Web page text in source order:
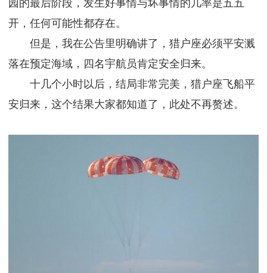
园的最后阶段，发生好事情与坏事情的几率是五五
开，任何可能性都存在。
但是，我在公告里明确讲了，猎户座必须平安溅
落在预定海域，四名宇航员肯定安全归来。
十几个小时以后，结局非常完美，猎户座飞船平
安归来，这个结果大家都知道了，此处不再赘述。